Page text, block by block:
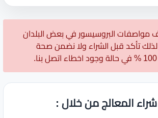
مواصفات البروسيسور في بعض البلدان
تأكد قبل الشراء ولا نضمن صحة
المعالج من خلال :